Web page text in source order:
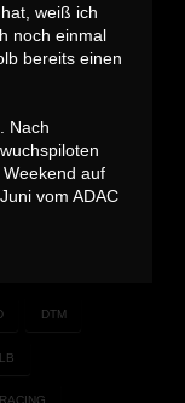
weiß ich
noch einmal
bereits einen
Nach
auf
vom ADAC
DTM
RACING